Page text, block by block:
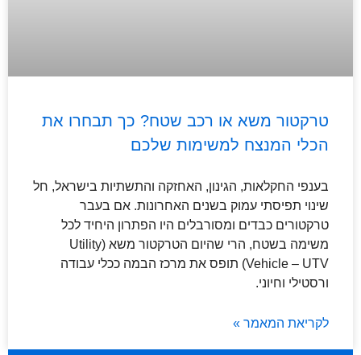
טרקטור משא או רכב שטח? כך תבחרו את
הכלי המנצח למשימות שלכם
בענפי החקלאות, הגינון, האחזקה והתשתיות בישראל, חל
שינוי תפיסתי עמוק בשנים האחרונות. אם בעבר
טרקטורים כבדים ומסורבלים היו הפתרון היחיד לכל
משימה בשטח, הרי שהיום הטרקטור משא (Utility
Vehicle – UTV) תופס את מרכז הבמה ככלי עבודה
ורסטילי וחיוני.
לקריאת המאמר »